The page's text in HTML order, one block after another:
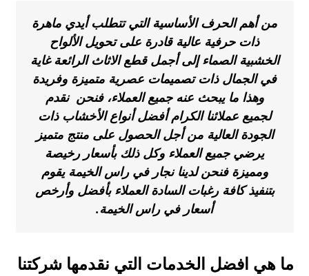
من أهم الحرف الأساسية التي تتطلب أيدي ماهرة
ذات حرفية عالية قادرة على تحويل الألواح
الخشبية الصماء إلى أجمل قطع الاثاث الرائعة غاية
في الجمال ذات تصميمات عصرية متميزة وفريدة
وهذا ما يبحث عنه جميع العملاء، فنحن نقدم
لجميع عملائنا الكرام أفضل أنواع الأخشاب ذات
الجودة العالية من أجل الحصول على منتج متميز
يرضي جميع العملاء وكل ذلك بأسعار رخيصة
ومميزة فنحن لدينا نجار في راس الخيمة يقوم
بتنفيذ كافة رغبات السادة العملاء بأفضل وأرخص
أسعار في راس الخيمة.
ما هي افضل الخدمات التي نقدمها شركتنا